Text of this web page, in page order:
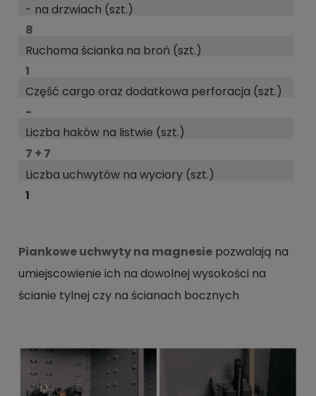
- na drzwiach (szt.)
8
Ruchoma ścianka na broń (szt.)
1
Część cargo oraz dodatkowa perforacja (szt.)
-
Liczba haków na listwie (szt.)
7 + 7
Liczba uchwytów na wyciory (szt.)
1
Piankowe uchwyty na magnesie pozwalają na
umiejscowienie ich na dowolnej wysokości na
ścianie tylnej czy na ścianach bocznych